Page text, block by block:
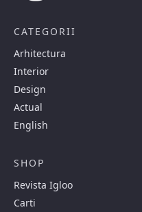
CATEGORII
Arhitectura
Interior
Design
Actual
English
SHOP
Revista Igloo
Carti